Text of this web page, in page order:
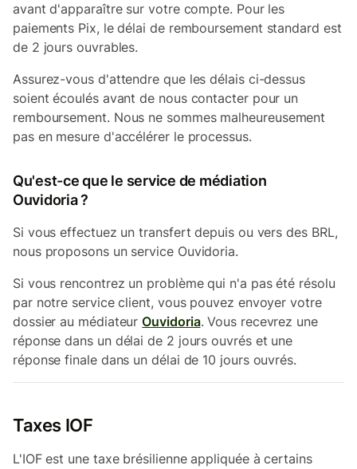
avant d'apparaître sur votre compte. Pour les
paiements Pix, le délai de remboursement standard est
de 2 jours ouvrables.
Assurez-vous d'attendre que les délais ci-dessus
soient écoulés avant de nous contacter pour un
remboursement. Nous ne sommes malheureusement
pas en mesure d'accélérer le processus.
Qu'est-ce que le service de médiation
Ouvidoria ?
Si vous effectuez un transfert depuis ou vers des BRL,
nous proposons un service Ouvidoria.
Si vous rencontrez un problème qui n'a pas été résolu
par notre service client, vous pouvez envoyer votre
dossier au médiateurOuvidoria. Vous recevrez une
réponse dans un délai de 2 jours ouvrés et une
réponse finale dans un délai de 10 jours ouvrés.
Taxes IOF
L'IOF est une taxe brésilienne appliquée à certains